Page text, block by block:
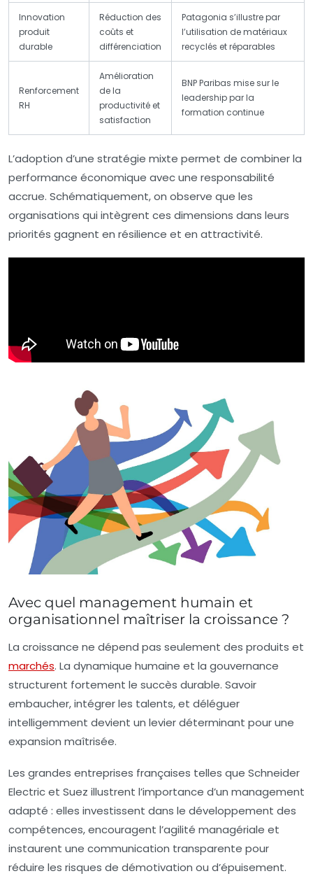
Innovation
produit
durable
Réduction des
coûts et
différenciation
Patagonia s’illustre par
l’utilisation de matériaux
recyclés et réparables
Renforcement
RH
Amélioration
de la
productivité et
satisfaction
BNP Paribas mise sur le
leadership par la
formation continue
L’adoption d’une stratégie mixte permet de combiner la
performance économique avec une responsabilité
accrue. Schématiquement, on observe que les
organisations qui intègrent ces dimensions dans leurs
priorités gagnent en résilience et en attractivité.
Avec quel management humain et
organisationnel maîtriser la croissance ?
La croissance ne dépend pas seulement des produits et
marchés. La dynamique humaine et la gouvernance
structurent fortement le succès durable. Savoir
embaucher, intégrer les talents, et déléguer
intelligemment devient un levier déterminant pour une
expansion maîtrisée.
Les grandes entreprises françaises telles que Schneider
Electric et Suez illustrent l’importance d’un management
adapté : elles investissent dans le développement des
compétences, encouragent l’agilité managériale et
instaurent une communication transparente pour
réduire les risques de démotivation ou d’épuisement.